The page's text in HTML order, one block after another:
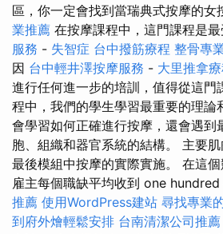
區，你一定會找到當瑞典式按摩的女
業推薦 在按摩課程中，這門課程是
服務 - 失智症 台中撥筋療程 整骨專
因 台中輕井澤按摩服務 - 大里推拿
進行任何進一步的培訓，值得從這門
程中，我們的學生學習最重要的理論
會學習如何正確進行按摩，還會遇到
胞、組織和器官系統的結構。 主要
最後模組中按摩的實際實施。 在這個
雇主每個職缺平均收到 one
推薦 使用WordPress建站 尋找專業
到府外燴輕鬆安排 台南清潔公司推薦